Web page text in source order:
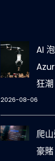
AI
狂潮
2026-08-06
爬
豪